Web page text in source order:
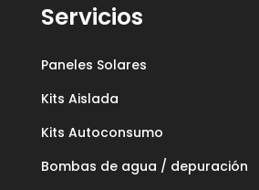
Servicios
Paneles Solares
Kits Aislada
Kits Autoconsumo
Bombas de agua / depuración